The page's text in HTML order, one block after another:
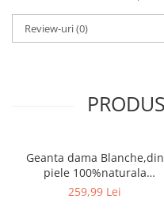
Review-uri(0)
Geanta dama Blanche,din
piele 100%naturala
Italia,8246,negru
259,99 Lei